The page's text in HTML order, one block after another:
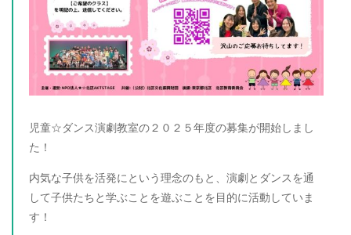
児童☆ダンス演劇教室の２０２５年度の募集が開始しまし
た！
内気な子供を活発にという理念のもと、演劇とダンスを通
して子供たちと学ぶことを遊ぶことを目的に活動していま
す！